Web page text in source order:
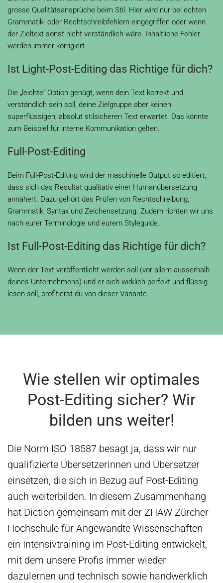
grosse Qualitätsansprüche beim Stil. Hier wird nur bei echten
Grammatik- oder Rechtschreibfehlern eingegriffen oder wenn
der Zieltext sonst nicht verständlich wäre. Inhaltliche Fehler
werden immer korrigiert.
Ist Light-Post-Editing das Richtige für dich?
Die „leichte“ Option genügt, wenn dein Text korrekt und
verständlich sein soll, deine Zielgruppe aber keinen
superflüssigen, absolut stilsicheren Text erwartet. Das könnte
zum Beispiel für interne Kommunikation gelten.
Full-Post-Editing
Beim Full-Post-Editing wird der maschinelle Output so editiert,
dass sich das Resultat qualitativ einer Humanübersetzung
annähert. Dazu gehört das Prüfen von Rechtschreibung,
Grammatik, Syntax und Zeichensetzung. Zudem richten wir uns
nach eurer Terminologie und eurem Styleguide.
Ist Full-Post-Editing das Richtige für dich?
Wenn der Text veröffentlicht werden soll (vor allem ausserhalb
deines Unternehmens) und er sich wirklich perfekt und flüssig
lesen soll, profitierst du von dieser Variante.
Wie stellen wir optimales
Post-Editing sicher? Wir
bilden uns weiter!
Die Norm ISO 18587 besagt ja, dass wir nur
qualifizierte Übersetzerinnen und Übersetzer
einsetzen, die sich in Bezug auf Post-Editing
auch weiterbilden. In diesem Zusammenhang
hat Diction gemeinsam mit der ZHAW Zürcher
Hochschule für Angewandte Wissenschaften
ein Intensivtraining im Post-Editing entwickelt,
mit dem unsere Profis immer wieder
dazulernen und technisch sowie handwerklich